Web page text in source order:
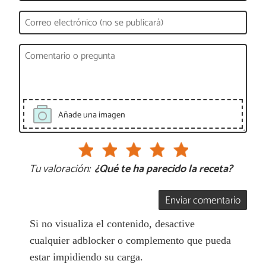
Añade una imagen
Tu valoración: ¿Qué te ha parecido la receta?
Enviar comentario
Si no visualiza el contenido, desactive
cualquier adblocker o complemento que pueda
estar impidiendo su carga.